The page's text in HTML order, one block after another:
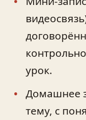
урок.
Домашнее
тему, с